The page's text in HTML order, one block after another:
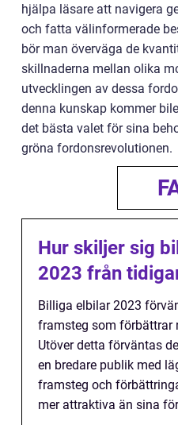
hjälpa läsare att navigera
och fatta välinformerade
bör man överväga de
skillnaderna mellan olika
utvecklingen av dessa
denna kunskap kommer
det bästa valet för sina
gröna fordonsrevolutionen.
Hur skiljer sig
2023 från
Billiga elbilar 2023
framsteg som förbättrar
Utöver detta förväntas
en bredare publik med
framsteg och
mer attraktiva än sina